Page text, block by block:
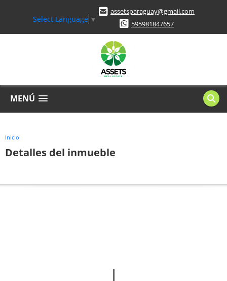
Select Language ▼
assetsparaguay@gmail.com
595981847657
MENÚ
Inicio
Detalles del inmueble